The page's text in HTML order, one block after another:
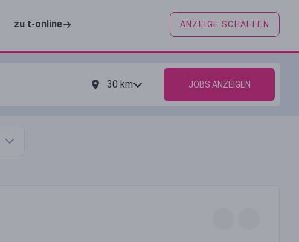
zu t-online ANZEIGE SCHALTEN
30 km JOBS ANZEIGEN